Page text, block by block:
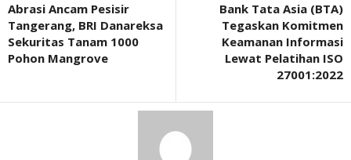
Abrasi Ancam Pesisir
Tangerang, BRI Danareksa
Sekuritas Tanam 1000
Pohon Mangrove
Bank Tata Asia (BTA)
Tegaskan Komitmen
Keamanan Informasi
Lewat Pelatihan ISO
27001:2022